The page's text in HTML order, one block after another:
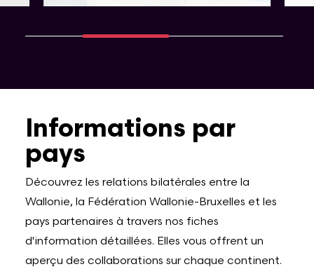
Informations par
pays
Découvrez les relations bilatérales entre la
Wallonie, la Fédération Wallonie-Bruxelles et les
pays partenaires à travers nos fiches
d'information détaillées. Elles vous offrent un
aperçu des collaborations sur chaque continent.